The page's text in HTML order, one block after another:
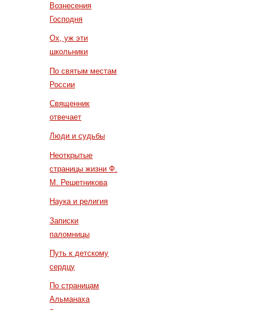
Вознесения
Господня
Ох, уж эти
школьники
По святым местам
России
Священник
отвечает
Люди и судьбы
Неоткрытые
страницы жизни Ф.
М. Решетникова
Наука и религия
Записки
паломницы
Путь к детскому
сердцу
По страницам
Альманаха